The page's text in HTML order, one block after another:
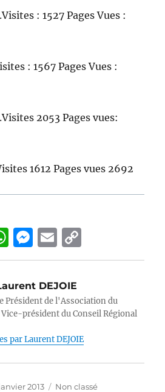
: 1527 Pages Vues :
: 1567 Pages Vues :
2053 Pages vues:
1612 Pages vues 2692
W
h
s
A
p
M
e
ss
e
n
g
E
m
ai
l
o
y
Li
n
DEJOIE
Président de l'Association du
président du Conseil Régional
par Laurent DEJOIE
2013 Catégories
Non classé